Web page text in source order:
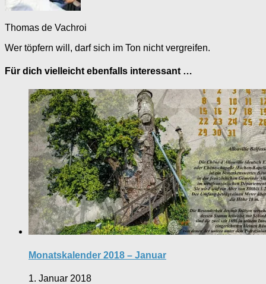
Thomas de Vachroi
Wer töpfern will, darf sich im Ton nicht vergreifen.
Für dich vielleicht ebenfalls interessant …
Monatskalender 2018 – Januar
1. Januar 2018